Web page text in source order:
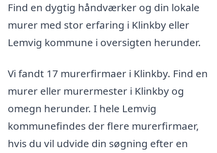
Find en dygtig håndværker og din lokale
murer med stor erfaring i Klinkby eller
Lemvig kommune i oversigten herunder.
Vi fandt 17 murerfirmaer i Klinkby. Find en
murer eller murermester i Klinkby og
omegn herunder. I hele Lemvig
kommunefindes der flere murerfirmaer,
hvis du vil udvide din søgning efter en